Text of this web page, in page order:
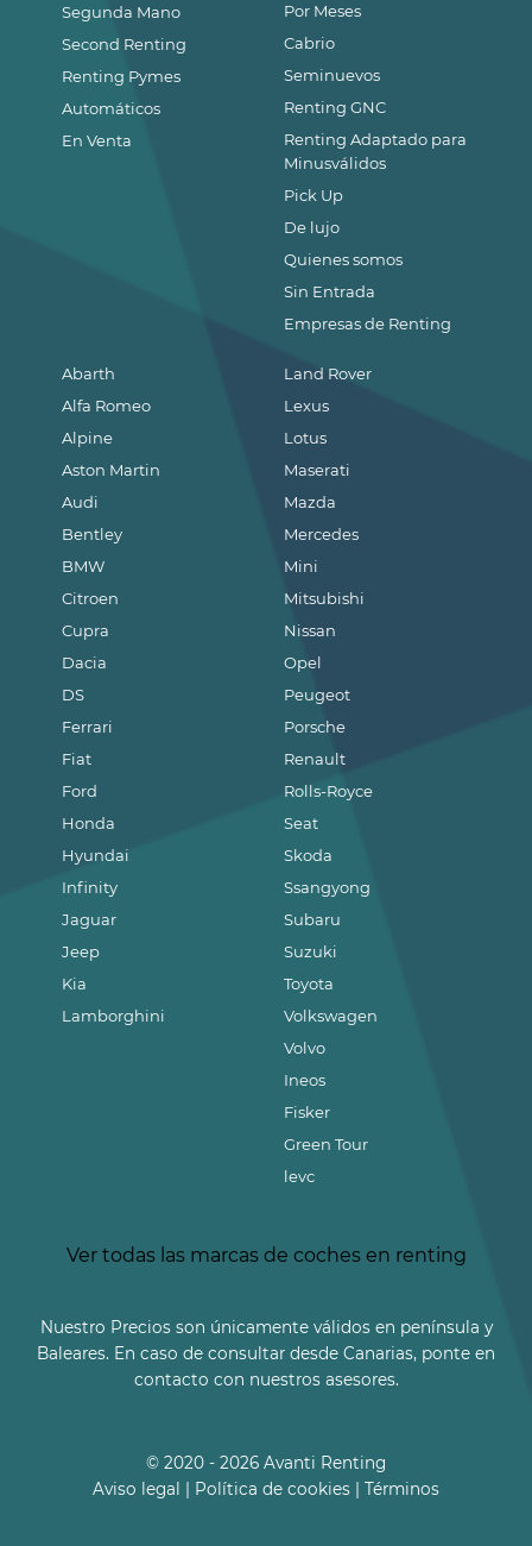
Segunda Mano
Second Renting
Renting Pymes
Automáticos
En Venta
Abarth
Alfa Romeo
Alpine
Aston Martin
Audi
Bentley
BMW
Citroen
Cupra
Dacia
DS
Ferrari
Fiat
Ford
Honda
Hyundai
Infinity
Jaguar
Jeep
Kia
Lamborghini
Land Rover
Lexus
Lotus
Maserati
Mazda
Mercedes
Mini
Mitsubishi
Nissan
Opel
Peugeot
Porsche
Renault
Rolls-Royce
Seat
Skoda
Ssangyong
Subaru
Suzuki
Toyota
Volkswagen
Volvo
Ineos
Fisker
Green Tour
levc
Por Meses
Cabrio
Seminuevos
Renting GNC
Renting Adaptado para
Minusválidos
Pick Up
De lujo
Quienes somos
Sin Entrada
Empresas de Renting
Ver todas las marcas de coches en renting
Nuestro Precios son únicamente válidos en península y
Baleares. En caso de consultar desde Canarias, ponte en
contacto con nuestros asesores.
© 2020 - 2026 Avanti Renting
Aviso legal
Política de cookies Términos